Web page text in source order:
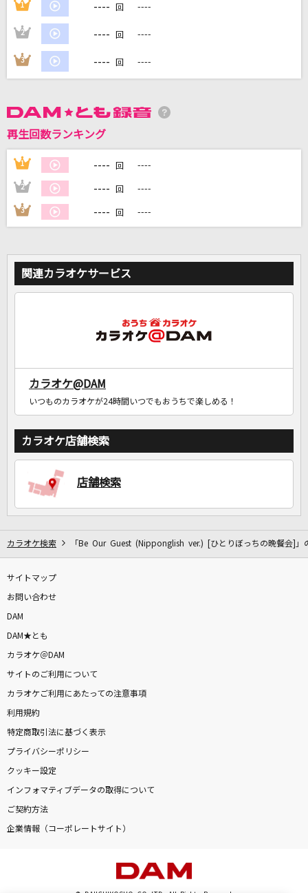
DAMに会員登録・ログインして
家族や友達と一緒に！練習にも！
1 ---- 回 ----
2 ---- 回 ----
3 ---- 回 ----
再生回数ランキング
1 ---- 回 ----
2 ---- 回 ----
3 ---- 回 ----
関連カラオケサービス
カラオケ@DAM
いつものカラオケが24時間いつでもおうちで楽しめる！
カラオケ店舗検索
店舗検索
カラオケ検索 「Be Our Guest (Nipponglish ver.) [ひとりぼっちの晩餐会]」
サイトマップ
お問い合わせ
DAM
DAM★とも
カラオケ＠DAM
サイトのご利用について
カラオケご利用にあたっての注意事項
利用規約
特定商取引法に基づく表示
プライバシーポリシー
クッキー設定
インフォマティブデータの取得について
ご契約方法
企業情報（コーポレートサイト）